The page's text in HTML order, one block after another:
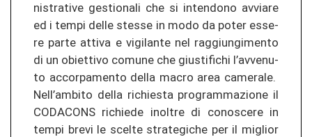
nis­tra­ti­ve ges­tio­na­li che si in­ten­do­no av­via­re
ed i tempi delle st­es­se in modo da poter es­se­
re parte at­ti­va e vi­gi­lan­te nel rag­g­iun­gi­men­to
di un ob­iet­ti­vo co­mu­ne che gius­ti­fi­chi l’av­ve­nu­
to ac­cor­pa­men­to della macro area ca­me­ra­le.
Nell’amb­ito della ri­chies­ta pro­gram­ma­zio­ne il
CO­DA­CONS ri­chie­de in­ol­tre di co­nos­ce­re in
tempi brevi le scel­te stra­te­gi­che per il miglior